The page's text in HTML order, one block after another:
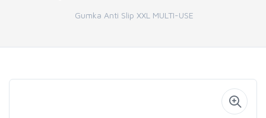
Gumka Anti Slip XXL MULTI-USE